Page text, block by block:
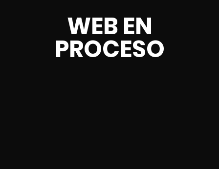
WEB EN
PROCESO